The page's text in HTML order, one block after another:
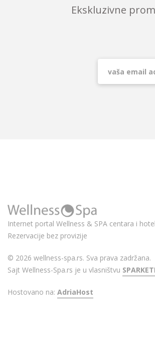
Ekskluzivne
Internet portal Wellness & SPA centara i
Rezervacije bez provizije
© 2026 wellness-spa.rs. Sva prava zadržana.
Sajt Wellness-Spa.rs je u vlasništvu
Hostovano na: AdriaHost